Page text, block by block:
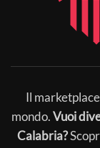
Il
mondo.Vuoi
Calabria?